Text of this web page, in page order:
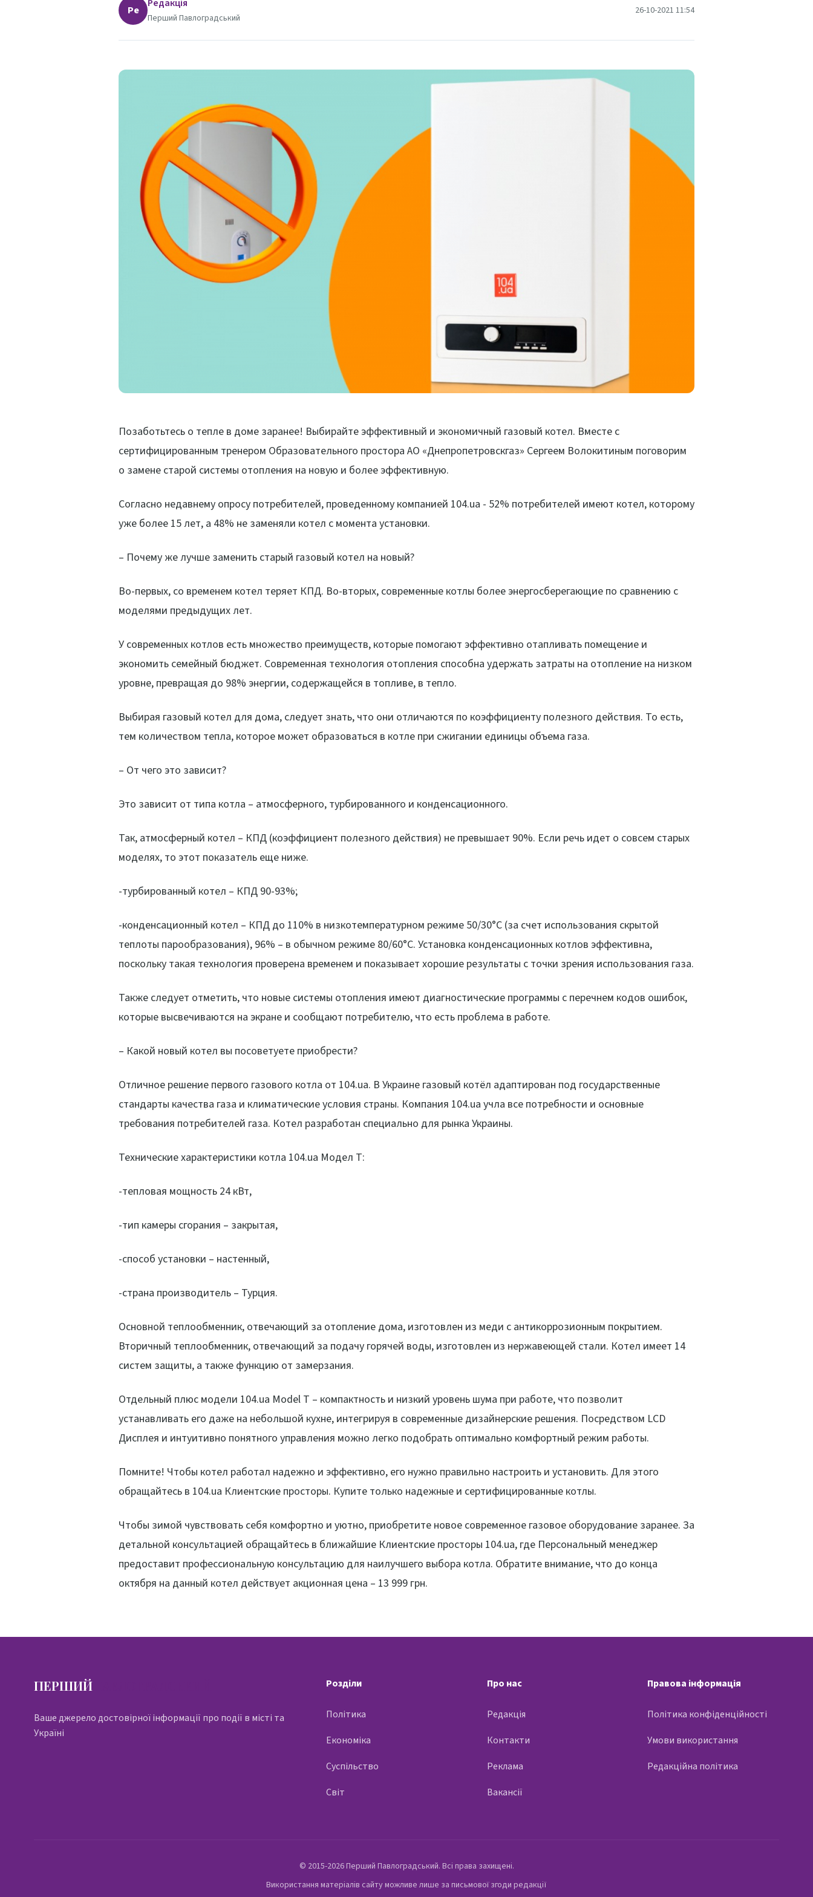
Ре
Редакція
Перший Павлоградський
26-10-2021 11:54
Позаботьтесь о тепле в доме заранее! Выбирайте эффективный и экономичный газовый котел. Вместе с
сертифицированным тренером Образовательного простора АО «Днепропетровскгаз» Сергеем Волокитиным поговорим
о замене старой системы отопления на новую и более эффективную.
Согласно недавнему опросу потребителей, проведенному компанией 104.ua - 52% потребителей имеют котел, которому
уже более 15 лет, а 48% не заменяли котел с момента установки.
– Почему же лучше заменить старый газовый котел на новый?
Во-первых, со временем котел теряет КПД. Во-вторых, современные котлы более энергосберегающие по сравнению с
моделями предыдущих лет.
У современных котлов есть множество преимуществ, которые помогают эффективно отапливать помещение и
экономить семейный бюджет. Современная технология отопления способна удержать затраты на отопление на низком
уровне, превращая до 98% энергии, содержащейся в топливе, в тепло.
Выбирая газовый котел для дома, следует знать, что они отличаются по коэффициенту полезного действия. То есть,
тем количеством тепла, которое может образоваться в котле при сжигании единицы объема газа.
– От чего это зависит?
Это зависит от типа котла – атмосферного, турбированного и конденсационного.
Так, атмосферный котел – КПД (коэффициент полезного действия) не превышает 90%. Если речь идет о совсем старых
моделях, то этот показатель еще ниже.
-турбированный котел – КПД 90-93%;
-конденсационный котел – КПД до 110% в низкотемпературном режиме 50/30°C (за счет использования скрытой
теплоты парообразования), 96% – в обычном режиме 80/60°C. Установка конденсационных котлов эффективна,
поскольку такая технология проверена временем и показывает хорошие результаты с точки зрения использования газа.
Также следует отметить, что новые системы отопления имеют диагностические программы с перечнем кодов ошибок,
которые высвечиваются на экране и сообщают потребителю, что есть проблема в работе.
– Какой новый котел вы посоветуете приобрести?
Отличное решение первого газового котла от 104.ua. В Украине газовый котёл адаптирован под государственные
стандарты качества газа и климатические условия страны. Компания 104.ua учла все потребности и основные
требования потребителей газа. Котел разработан специально для рынка Украины.
Технические характеристики котла 104.ua Модел Т:
-тепловая мощность 24 кВт,
-тип камеры сгорания – закрытая,
-способ установки – настенный,
-страна производитель – Турция.
Основной теплообменник, отвечающий за отопление дома, изготовлен из меди с антикоррозионным покрытием.
Вторичный теплообменник, отвечающий за подачу горячей воды, изготовлен из нержавеющей стали. Котел имеет 14
систем защиты, а также функцию от замерзания.
Отдельный плюс модели 104.ua Model T – компактность и низкий уровень шума при работе, что позволит
устанавливать его даже на небольшой кухне, интегрируя в современные дизайнерские решения. Посредством LCD
Дисплея и интуитивно понятного управления можно легко подобрать оптимально комфортный режим работы.
Помните! Чтобы котел работал надежно и эффективно, его нужно правильно настроить и установить. Для этого
обращайтесь в 104.ua Клиентские просторы. Купите только надежные и сертифицированные котлы.
Чтобы зимой чувствовать себя комфортно и уютно, приобретите новое современное газовое оборудование заранее. За
детальной консультацией обращайтесь в ближайшие Клиентские просторы 104.ua, где Персональный менеджер
предоставит профессиональную консультацию для наилучшего выбора котла. Обратите внимание, что до конца
октября на данный котел действует акционная цена – 13 999 грн.
ПЕРШИЙ
Ваше джерело достовірної інформації про події в місті та
Україні
Розділи
Політика
Економіка
Суспільство
Світ
Про нас
Редакція
Контакти
Реклама
Вакансії
Правова інформація
Політика конфіденційності
Умови використання
Редакційна політика
© 2015-2026 Перший Павлоградський. Всі права захищені.
Використання матеріалів сайту можливе лише за письмової згоди редакції